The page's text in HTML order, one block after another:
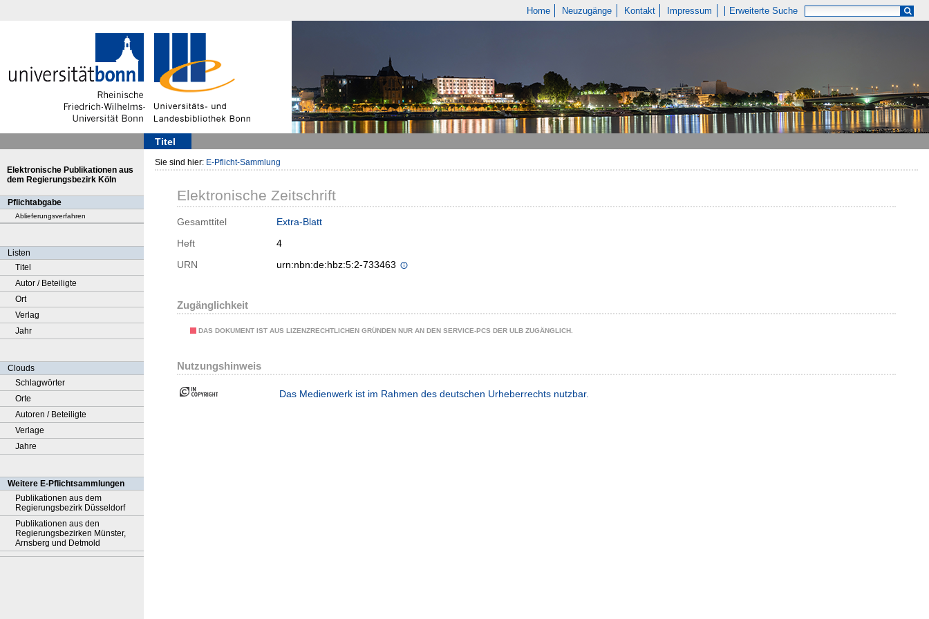
Home Neuzugänge Kontakt Impressum Erweiterte Suche
Titel
Elektronische Publikationen aus
dem Regierungsbezirk Köln
Pflichtabgabe
Ablieferungsverfahren
Listen
Titel
Autor / Beteiligte
Ort
Verlag
Jahr
Clouds
Schlagwörter
Orte
Autoren / Beteiligte
Verlage
Jahre
Weitere E-Pflichtsammlungen
Publikationen aus dem
Regierungsbezirk Düsseldorf
Publikationen aus den
Regierungsbezirken Münster,
Arnsberg und Detmold
Sie sind hier: E-Pflicht-Sammlung
Elektronische Zeitschrift
Gesamttitel
Extra-Blatt
Heft
4
URN
urn:nbn:de:hbz:5:2-733463
Zugänglichkeit
DAS DOKUMENT IST AUS LIZENZRECHTLICHEN GRÜNDEN NUR AN DEN SERVICE-PCS DER ULB ZUGÄNGLICH.
Nutzungshinweis
Das Medienwerk ist im Rahmen des deutschen Urheberrechts nutzbar.